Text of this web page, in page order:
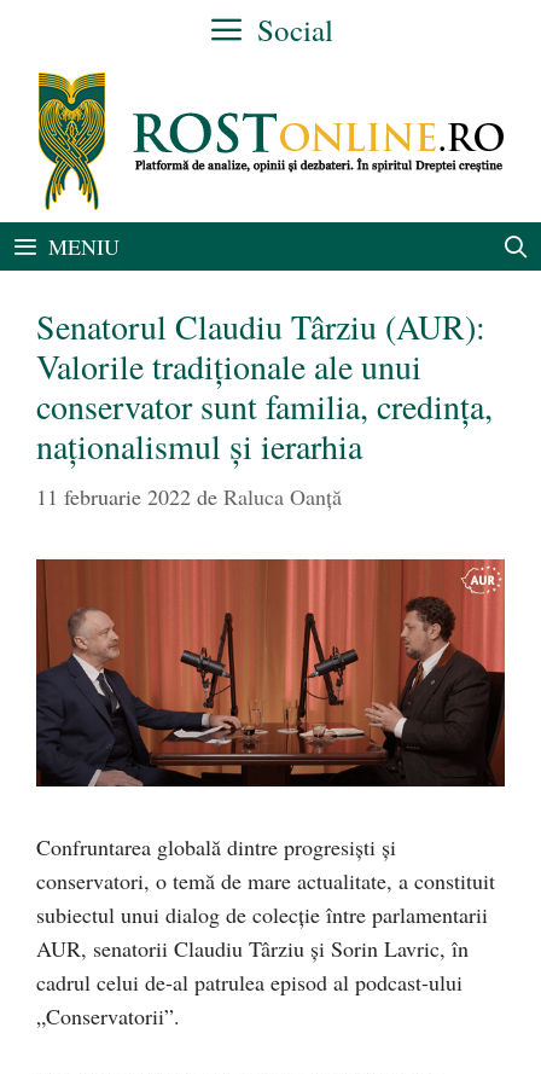
conținut
Social
MENIU
Senatorul Claudiu Târziu (AUR):
Valorile tradiționale ale unui
conservator sunt familia, credința,
naționalismul și ierarhia
11 februarie 2022 de Raluca Oanță
Confruntarea globală dintre progresiști și
conservatori, o temă de mare actualitate, a constituit
subiectul unui dialog de colecție între parlamentarii
AUR, senatorii Claudiu Târziu și Sorin Lavric, în
cadrul celui de-al patrulea episod al podcast-ului
„Conservatorii”.